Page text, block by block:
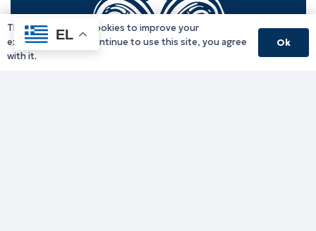
EL
This website uses cookies to improve your
experience. If you continue to use this site, you agree
with it.
Ok